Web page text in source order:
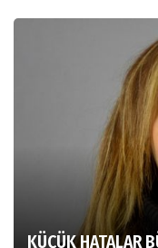
KÜÇÜK HATALAR